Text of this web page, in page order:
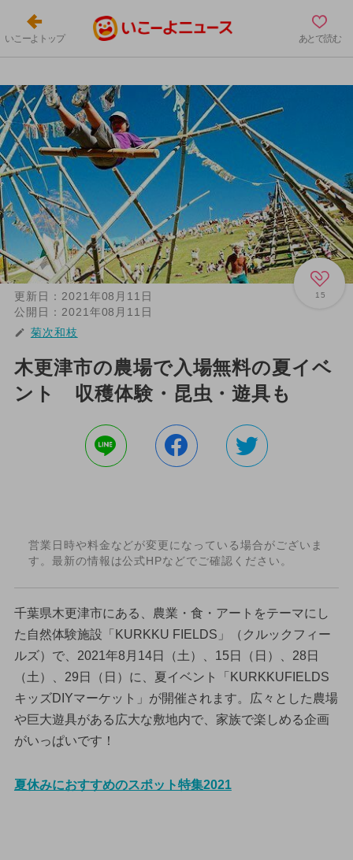
いこーよトップ あとで読む
15
更新日： 2021年08月11日
公開日： 2021年08月11日
菊次和枝
木更津市の農場で入場無料の夏イベ
ント 収穫体験・昆虫・遊具も
営業日時や料金などが変更になっている場合がございま
す。最新の情報は公式HPなどでご確認ください。
千葉県木更津市にある、農業・食・アートをテーマにし
た自然体験施設「KURKKU FIELDS」（クルックフィー
ルズ）で、2021年8月14日（土）、15日（日）、28日
（土）、29日（日）に、夏イベント「KURKKUFIELDS
キッズDIYマーケット」が開催されます。広々とした農場
や巨大遊具がある広大な敷地内で、家族で楽しめる企画
がいっぱいです！
夏休みにおすすめのスポット特集2021